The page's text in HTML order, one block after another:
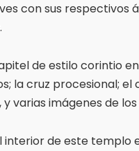
con sus respectivos
de estilo corintio
la cruz procesional;
varias imágenes de los
interior de este